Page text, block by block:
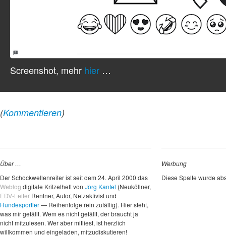
Screenshot, mehr hier …
(Kommentieren)
Über …
Der Schockwellenreiter ist seit dem 24. April 2000 das
Weblogdigitale Kritzelheft von Jörg Kantel (Neuköllner,
EDV-Leiter Rentner, Autor, Netzaktivist und
Hundesportler— Reihenfolge rein zufällig). Hier steht,
was mir gefällt. Wem es nicht gefällt, der braucht ja
nicht mitzulesen. Wer aber mitliest, ist herzlich
willkommen und eingeladen, mitzudiskutieren!
Werbung
Diese Spalte wurde